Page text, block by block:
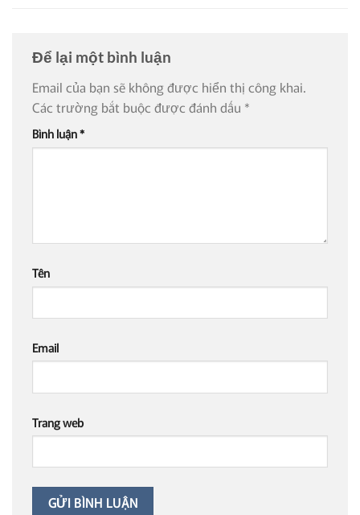
Để lại một bình luận
Email của bạn sẽ không được hiển thị công khai.
Các trường bắt buộc được đánh dấu *
Bình luận*
Tên
Email
Trang web